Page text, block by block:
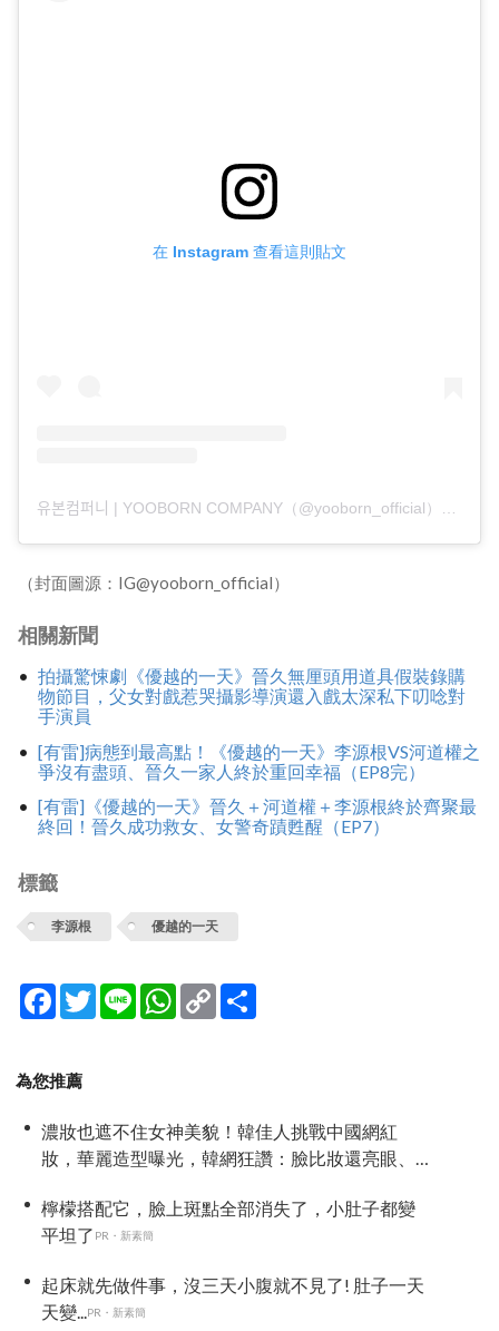
在 Instagram 查看這則貼文
（封面圖源：IG@yooborn_official）
相關新聞
拍攝驚悚劇《優越的一天》晉久無厘頭用道具假裝錄購
物節目，父女對戲惹哭攝影導演還入戲太深私下叨唸對
手演員
[有雷]病態到最高點！《優越的一天》李源根VS河道權之
爭沒有盡頭、晉久一家人終於重回幸福（EP8完）
[有雷]《優越的一天》晉久＋河道權＋李源根終於齊聚最
終回！晉久成功救女、女警奇蹟甦醒（EP7）
標籤
李源根 優越的一天
Facebook
TwitterLine WhatsApp
Copy
Link
為您推薦
濃妝也遮不住女神美貌！韓佳人挑戰中國網紅
妝，華麗造型曝光，韓網狂讚：臉比妝還亮眼、
檸檬搭配它，臉上斑點全部消失了，小肚子都變
平坦了 PR・新素簡
起床就先做件事，沒三天小腹就不見了! 肚子一天
天變...PR・新素簡